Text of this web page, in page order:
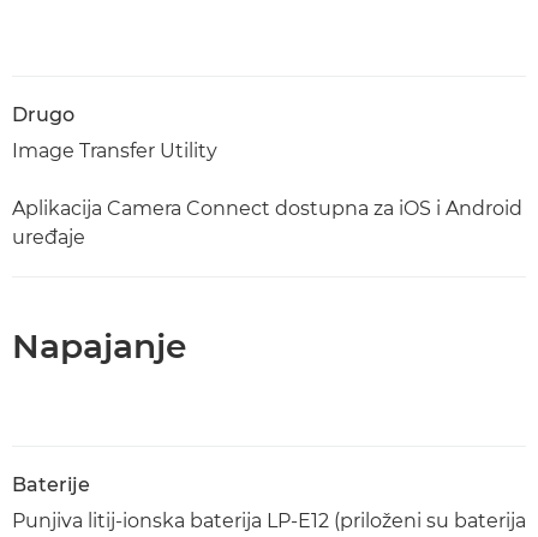
Drugo
Image Transfer Utility
Aplikacija Camera Connect dostupna za iOS i Android
uređaje
Napajanje
Baterije
Punjiva litij-ionska baterija LP-E12 (priloženi su baterija